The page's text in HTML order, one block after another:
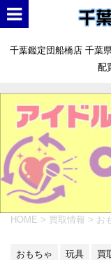
千葉鑑定団船橋店 千葉
配
HOME > 買取情報 > お
おもちゃ 玩具 買